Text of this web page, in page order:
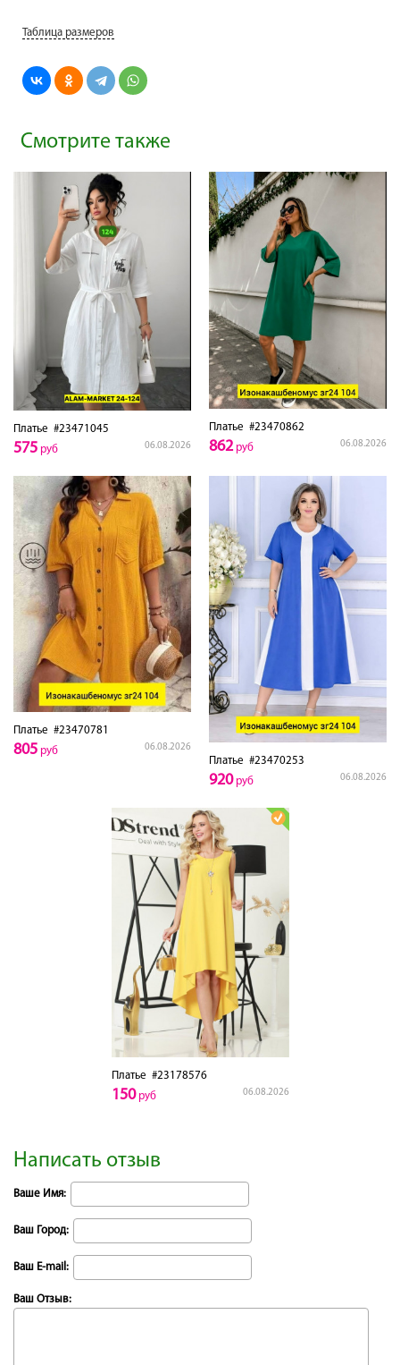
Таблица размеров
Смотрите также
Платье #23471045
06.08.2026
575 руб
Платье #23470862
06.08.2026
862руб
Платье #23470781
06.08.2026
805 руб
Платье #23470253
06.08.2026
920руб
Платье #23178576
06.08.2026
150руб
Написать отзыв
Ваше Имя:
Ваш Город:
Ваш E-mail:
Ваш Отзыв: